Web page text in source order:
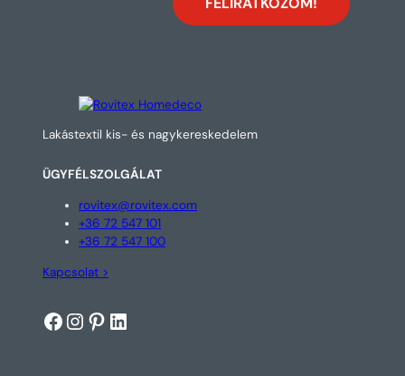
Lakástextil kis- és nagykereskedelem
ÜGYFÉLSZOLGÁLAT
rovitex@rovitex.com
+36 72 547 101
+36 72 547 100
Kapcsolat >
Facebook
Instagram
Pinterest
LinkedIn